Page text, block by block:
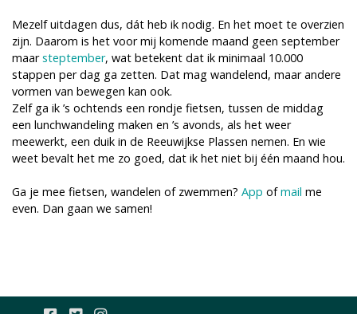
Mezelf uitdagen dus, dát heb ik nodig. En het moet te overzien
zijn. Daarom is het voor mij komende maand geen september
maarsteptember, wat betekent dat ik minimaal 10.000
stappen per dag ga zetten. Dat mag wandelend, maar andere
vormen van bewegen kan ook.
Zelf ga ik ’s ochtends een rondje fietsen, tussen de middag
een lunchwandeling maken en ’s avonds, als het weer
meewerkt, een duik in de Reeuwijkse Plassen nemen. En wie
weet bevalt het me zo goed, dat ik het niet bij één maand hou.
Ga je mee fietsen, wandelen of zwemmen? App ofmail me
even. Dan gaan we samen!